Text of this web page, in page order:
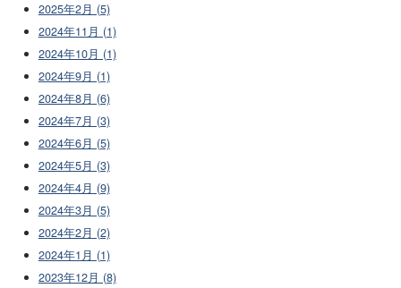
2025年2月 (5)
2024年11月 (1)
2024年10月 (1)
2024年9月 (1)
2024年8月 (6)
2024年7月 (3)
2024年6月 (5)
2024年5月 (3)
2024年4月 (9)
2024年3月 (5)
2024年2月 (2)
2024年1月 (1)
2023年12月 (8)